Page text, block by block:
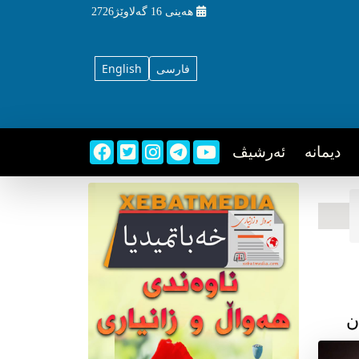
هه‌ینی 16 گه‌لاوێژ2726
English فارسی
دیمانه ئه‌رشیڤ